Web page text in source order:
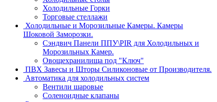
Холодильные Горки
Торговые стеллажи
Холодильные и Морозильные Камеры. Камеры
Шоковой Заморозки.
Сэндвич Панели ППУ\PIR для Холодильных и
Морозильных Камер.
Овощехранилища под "Ключ"
ПВХ Завесы и Шторы Силиконовые от Производителя.
Автоматика для холодильных систем
Вентили шаровые
Соленоидные клапаны